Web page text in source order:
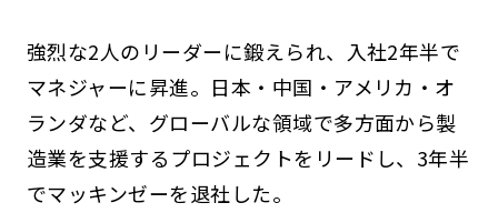
強烈な2人のリーダーに鍛えられ、入社2年半で
マネジャーに昇進。日本・中国・アメリカ・オ
ランダなど、グローバルな領域で多方面から製
造業を支援するプロジェクトをリードし、3年半
でマッキンゼーを退社した。